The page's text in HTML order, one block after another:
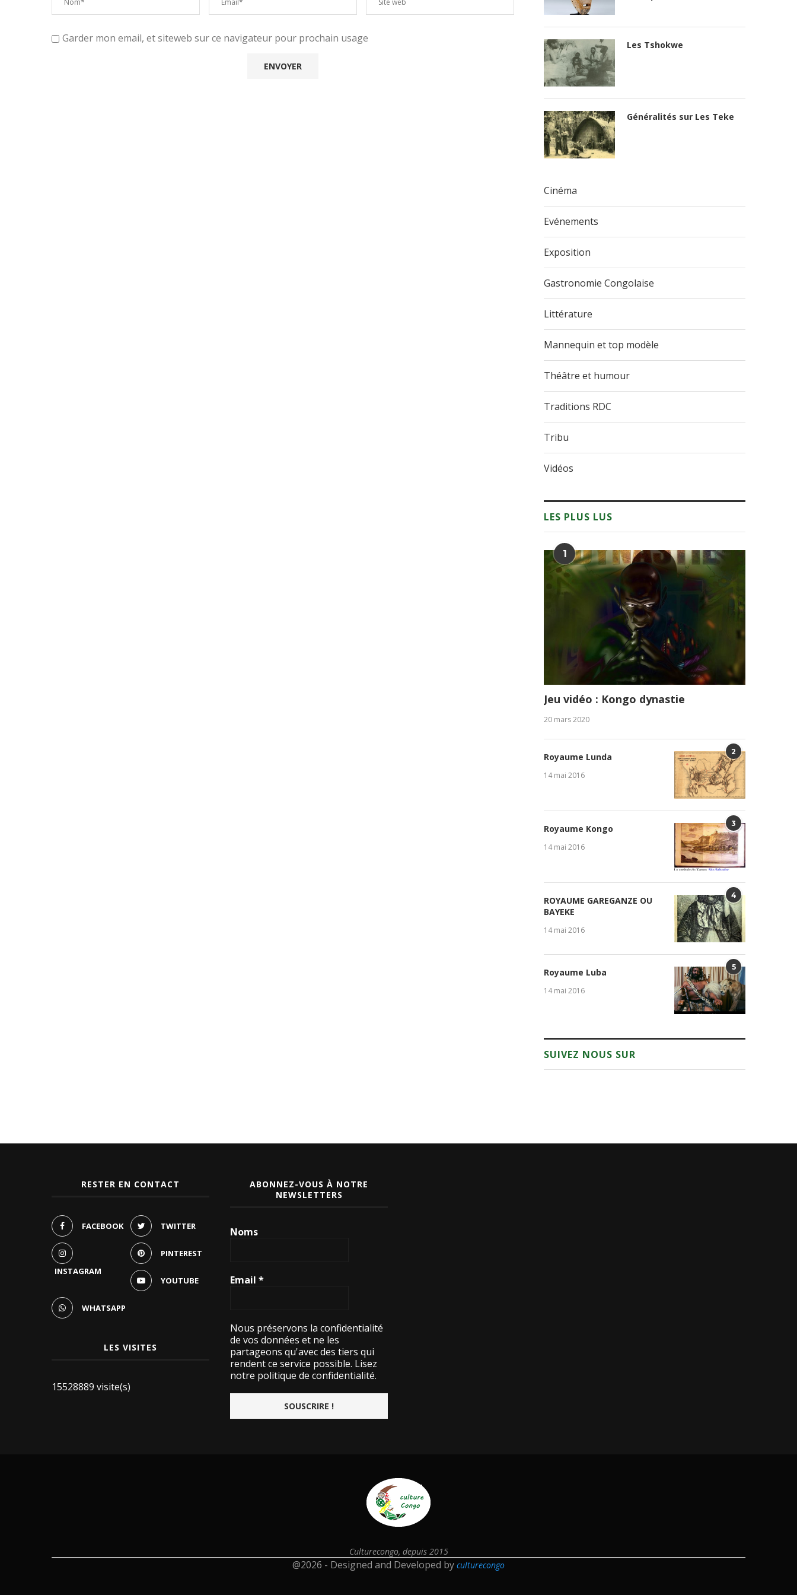
Garder mon email, et siteweb sur ce navigateur pour prochain usage
Les Tshokwe
Généralités sur Les Teke
Cinéma
Evénements
Exposition
Gastronomie Congolaise
Littérature
Mannequin et top modèle
Théâtre et humour
Traditions RDC
Tribu
Vidéos
LES PLUS LUS
1
Jeu vidéo : Kongo dynastie
20 mars 2020
2
Royaume Lunda
14 mai 2016
3
Royaume Kongo
14 mai 2016
4
ROYAUME GAREGANZE OU
BAYEKE
14 mai 2016
5
Royaume Luba
14 mai 2016
SUIVEZ NOUS SUR
RESTER EN CONTACT
FACEBOOK TWITTER
INSTAGRAM
PINTEREST
YOUTUBE
WHATSAPP
LES VISITES
15528889 visite(s)
ABONNEZ-VOUS À NOTRE
NEWSLETTERS
Noms
Email*
Nous préservons la confidentialité
de vos données et ne les
partageons qu'avec des tiers qui
rendent ce service possible. Lisez
notre politique de confidentialité.
Culturecongo, depuis 2015
@2026 - Designed and Developed by culturecongo